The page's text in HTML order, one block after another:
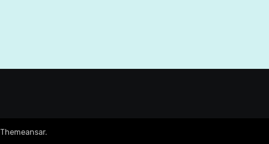
Themeansar.